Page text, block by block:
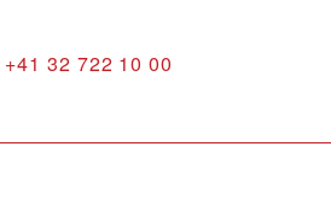
+41 32 722 10 00